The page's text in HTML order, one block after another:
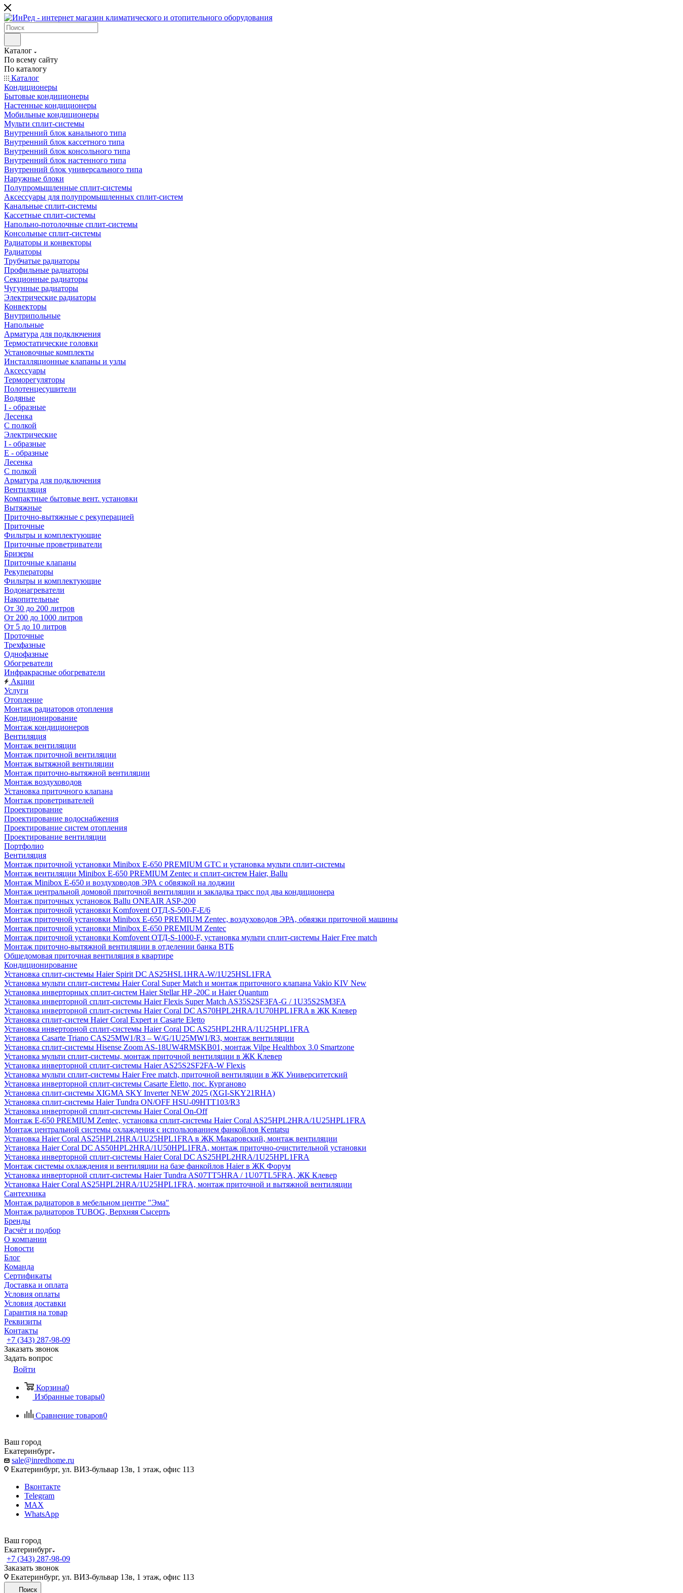
Каталог
По всему сайту
По каталогу
Каталог
Кондиционеры
Бытовые кондиционеры
Настенные кондиционеры
Мобильные кондиционеры
Мульти сплит-системы
Внутренний блок канального типа
Внутренний блок кассетного типа
Внутренний блок консольного типа
Внутренний блок настенного типа
Внутренний блок универсального типа
Наружные блоки
Полупромышленные сплит-системы
Аксессуары для полупромышленных сплит-систем
Канальные сплит-системы
Кассетные сплит-системы
Напольно-потолочные сплит-системы
Консольные сплит-системы
Радиаторы и конвекторы
Радиаторы
Трубчатые радиаторы
Профильные радиаторы
Секционные радиаторы
Чугунные радиаторы
Электрические радиаторы
Конвекторы
Внутрипольные
Напольные
Арматура для подключения
Термостатические головки
Установочные комплекты
Инсталляционные клапаны и узлы
Аксессуары
Терморегуляторы
Полотенцесушители
Водяные
I - образные
Лесенка
С полкой
Электрические
I - образные
E - образные
Лесенка
С полкой
Арматура для подключения
Вентиляция
Компактные бытовые вент. установки
Вытяжные
Приточно-вытяжные с рекуперацией
Приточные
Фильтры и комплектующие
Приточные проветриватели
Бризеры
Приточные клапаны
Рекуператоры
Фильтры и комплектующие
Водонагреватели
Накопительные
От 30 до 200 литров
От 200 до 1000 литров
От 5 до 10 литров
Проточные
Трехфазные
Однофазные
Обогреватели
Инфракрасные обогреватели
Акции
Услуги
Отопление
Монтаж радиаторов отопления
Кондиционирование
Монтаж кондиционеров
Вентиляция
Монтаж вентиляции
Монтаж приточной вентиляции
Монтаж вытяжной вентиляции
Монтаж приточно-вытяжной вентиляции
Монтаж воздуховодов
Установка приточного клапана
Монтаж проветривателей
Проектирование
Проектирование водоснабжения
Проектирование систем отопления
Проектирование вентиляции
Портфолио
Вентиляция
Монтаж приточной установки Minibox E-650 PREMIUM GTC и установка мульти сплит-системы
Монтаж вентиляции Minibox E-650 PREMIUM Zentec и сплит-систем Haier, Ballu
Монтаж Minibox E-650 и воздуховодов ЭРА с обвязкой на лоджии
Монтаж центральной домовой приточной вентиляции и закладка трасс под два кондиционера
Монтаж приточных установок Ballu ONEAIR ASP-200
Монтаж приточной установки Komfovent ОТД-S-500-F-E/6
Монтаж приточной установки Minibox E-650 PREMIUM Zentec, воздуховодов ЭРА, обвязки приточной машины
Монтаж приточной установки Minibox E-650 PREMIUM Zentec
Монтаж приточной установки Komfovent ОТД-S-1000-F, установка мульти сплит-системы Haier Free match
Монтаж приточно-вытяжной вентиляции в отделении банка ВТБ
Общедомовая приточная вентиляция в квартире
Кондиционирование
Установка сплит-системы Haier Spirit DC AS25HSL1HRA-W/1U25HSL1FRA
Установка мульти сплит-системы Haier Coral Super Match и монтаж приточного клапана Vakio KIV New
Установка инверторных сплит-систем Haier Stellar HP -20С и Haier Quantum
Установка инверторной сплит-системы Haier Flexis Super Match AS35S2SF3FA-G / 1U35S2SM3FA
Установка инверторной сплит-системы Haier Coral DC AS70HPL2HRA/1U70HPL1FRA в ЖК Клевер
Установка сплит-систем Haier Coral Expert и Casarte Eletto
Установка инверторной сплит-системы Haier Coral DC AS25HPL2HRA/1U25HPL1FRA
Установка Casarte Triano CAS25MW1/R3 – W/G/1U25MW1/R3, монтаж вентиляции
Установка сплит-системы Hisense Zoom AS-18UW4RMSKB01, монтаж Vilpe Healthbox 3.0 Smartzone
Установка мульти сплит-системы, монтаж приточной вентиляции в ЖК Клевер
Установка инверторной сплит-системы Haier AS25S2SF2FA-W Flexis
Установка мульти сплит-системы Haier Free match, приточной вентиляции в ЖК Университетский
Установка инверторной сплит-системы Casarte Eletto, пос. Курганово
Установка сплит-системы XIGMA SKY Inverter NEW 2025 (XGI-SKY21RHA)
Установка сплит-системы Haier Tundra ON/OFF HSU-09HTT103/R3
Установка инверторной сплит-системы Haier Coral On-Off
Монтаж E-650 PREMIUM Zentec, установка сплит-системы Haier Coral AS25HPL2HRA/1U25HPL1FRA
Монтаж центральной системы охлаждения с использованием фанкойлов Kentatsu
Установка Haier Coral AS25HPL2HRA/1U25HPL1FRA в ЖК Макаровский, монтаж вентиляции
Установка Haier Coral DC AS50HPL2HRA/1U50HPL1FRA, монтаж приточно-очистительной установки
Установка инверторной сплит-системы Haier Coral DC AS25HPL2HRA/1U25HPL1FRA
Монтаж системы охлаждения и вентиляции на базе фанкойлов Haier в ЖК Форум
Установка инверторной сплит-системы Haier Tundra AS07TT5HRA / 1U07TL5FRA, ЖК Клевер
Установка Haier Coral AS25HPL2HRA/1U25HPL1FRA, монтаж приточной и вытяжной вентиляции
Сантехника
Монтаж радиаторов в мебельном центре "Эма"
Монтаж радиаторов TUBOG, Верхняя Сысерть
Бренды
Расчёт и подбор
О компании
Новости
Блог
Команда
Сертификаты
Доставка и оплата
Условия оплаты
Условия доставки
Гарантия на товар
Реквизиты
Контакты
+7 (343) 287-98-09
Заказать звонок
Задать вопрос
Войти
Корзина0
Избранные товары0
Сравнение товаров0
Ваш город
Екатеринбург
sale@inredhome.ru
Екатеринбург, ул. ВИЗ-бульвар 13в, 1 этаж, офис 113
Вконтакте
Telegram
MAX
WhatsApp
Ваш город
Екатеринбург
+7 (343) 287-98-09
Заказать звонок
Екатеринбург, ул. ВИЗ-бульвар 13в, 1 этаж, офис 113
Поиск